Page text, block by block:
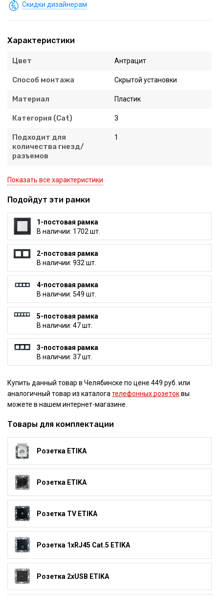
Скидки дизайнерам
Характеристики
Цвет Антрацит
Способ монтажа Скрытой установки
Материал Пластик
Категория (Cat) 3
Подходит для
количества гнезд/
разъемов
1
Показать все характеристики
Подойдут эти рамки
1-постовая рамка
В наличии: 1702 шт.
2-постовая рамка
В наличии: 932 шт.
4-постовая рамка
В наличии: 549 шт.
5-постовая рамка
В наличии: 47 шт.
3-постовая рамка
В наличии: 37 шт.
Купить данный товар в Челябинске по цене 449 руб. или
аналогичный товар из каталогателефонных розетоквы
можете в нашем интернет-магазине.
Товары для комплектации
Розетка ETIKA
Розетка ETIKA
Розетка TV ETIKA
Розетка 1xRJ45 Cat.5 ETIKA
Розетка 2xUSB ETIKA